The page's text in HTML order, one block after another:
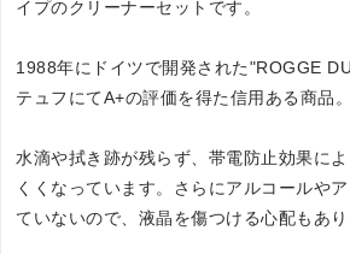
イプのクリーナーセットです。
1988年にドイツで開発された"ROGGE
テュフにてA+の評価を得た信用ある商品。
水滴や拭き跡が残らず、帯電防止効果に
くくなっています。さらにアルコールや
ていないので、液晶を傷つける心配もあり